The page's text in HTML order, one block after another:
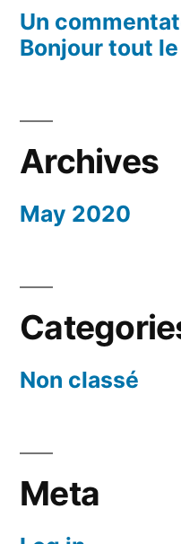
Un
Bonjour tout
Archives
May 2020
Non classé
Meta